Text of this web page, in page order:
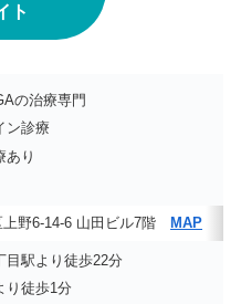
ト
の治療専門
ン診療
あり
上野6-14-6 山田ビル7階 MAP
目駅より徒歩22分
り徒歩1分